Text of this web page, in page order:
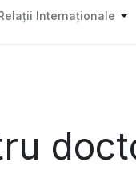
Internaționale